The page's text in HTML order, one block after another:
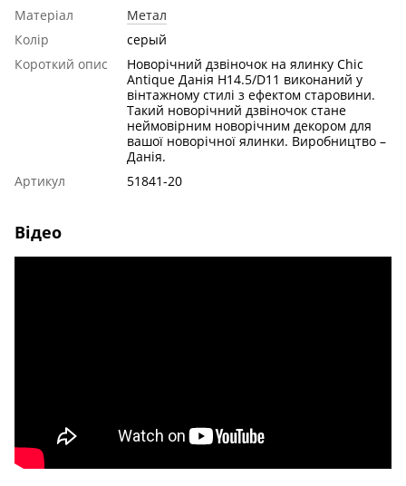
Матеріал
Метал
Колір
серый
Короткий опис
Новорічний дзвіночок на ялинку Chic
Antique Данія H14.5/D11 виконаний у
вінтажному стилі з ефектом старовини.
Такий новорічний дзвіночок стане
неймовірним новорічним декором для
вашої новорічної ялинки. Виробництво –
Данія.
Артикул
51841-20
Відео